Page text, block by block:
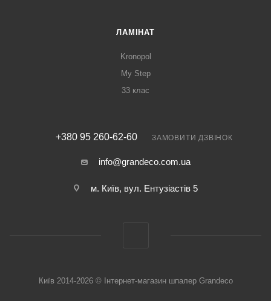
ЛАМІНАТ
Kronopol
My Step
33 клас
+380 95 260-62-60 ЗАМОВИТИ ДЗВІНОК
info@grandeco.com.ua
м. Київ, вул. Ентузіастів 5
Київ 2014-2026 © Інтернет-магазин шпалер Grandeco